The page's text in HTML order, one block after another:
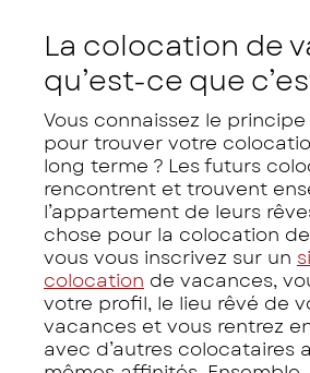
La colocation de
qu’est-ce que
Vous connaissez le
pour trouver votre
long terme ? Les futurs
rencontrent et trouvent
l’appartement de leurs
chose pour la colocation
vous vous inscrivez sur un
colocation de vacances,
votre profil, le lieu rêvé de
vacances et vous rentrez
avec d’autres colocataires